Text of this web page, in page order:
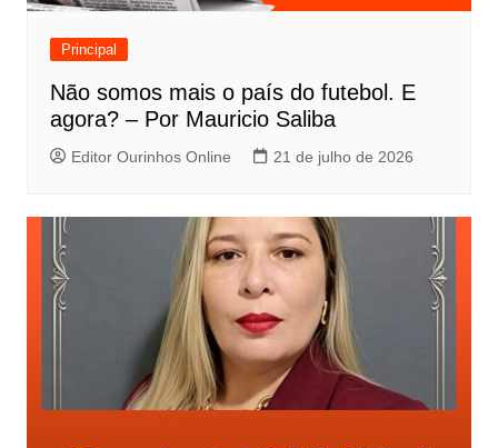
Principal
Não somos mais o país do futebol. E
agora? – Por Mauricio Saliba
Editor Ourinhos Online 21 de julho de 2026